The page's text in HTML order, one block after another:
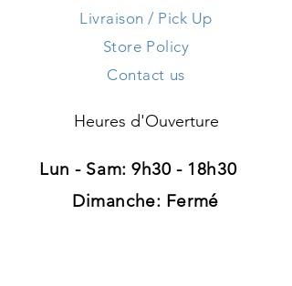
Livraison / Pick Up
Store Policy
Contact us
Heures d'Ouverture
Lun - Sam: 9h30 - 18h30 ​​
Dimanche: Fermé